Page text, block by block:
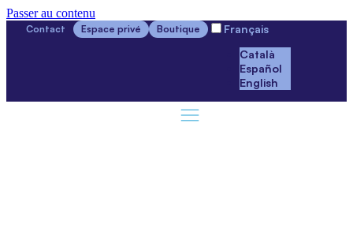
Passer au contenu
Contact Espace privé Boutique
Français
Català
Español
English